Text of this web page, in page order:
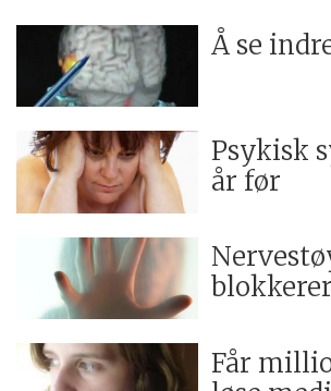
Å se
Psykisk
år før
Får